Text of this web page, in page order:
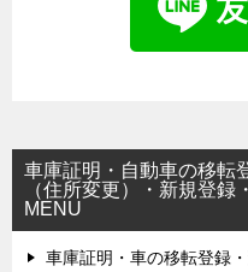
車庫証明・自動車の移転
（住所変更）・新規登
MENU
車庫証明・車の移転登録